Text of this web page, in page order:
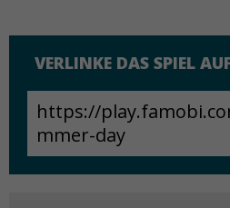
VERLINKE DAS SPIEL